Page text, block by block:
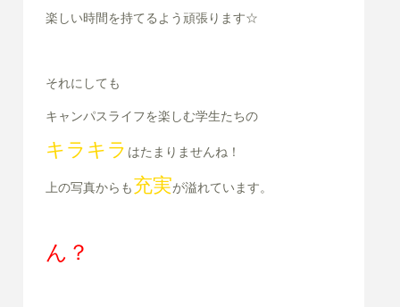
楽しい時間を持てるよう頑張ります☆
それにしても
キャンパスライフを楽しむ学生たちの
キラキラ はたまりませんね！
上の写真からも充実が溢れています。
ん？